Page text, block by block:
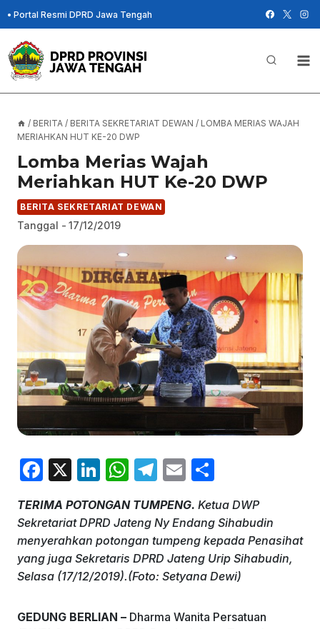
Skip
to
content
• Portal Resmi DPRD Jawa Tengah
/ BERITA / BERITA SEKRETARIAT DEWAN / LOMBA MERIAS WAJAH
MERIAHKAN HUT KE-20 DWP
Lomba Merias Wajah
Meriahkan HUT Ke-20 DWP
BERITA SEKRETARIAT DEWAN
Tanggal - 17/12/2019
F
c
e
b
o
o
X
Li
k
e
dI
n
W
at
s
A
p
p
T
e
gr
a
m
E
ai
l
ar
e
TERIMA POTONGAN TUMPENG. Ketua DWP
Sekretariat DPRD Jateng Ny Endang Sihabudin
menyerahkan potongan tumpeng kepada Penasihat
yang juga Sekretaris DPRD Jateng Urip Sihabudin,
Selasa (17/12/2019).(Foto: Setyana Dewi)
GEDUNG BERLIAN – Dharma Wanita Persatuan